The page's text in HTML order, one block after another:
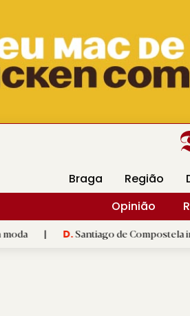
DMtv Revista Minha
Braga Região
Opinião
D.Santiago de Compostela inaugura XVI